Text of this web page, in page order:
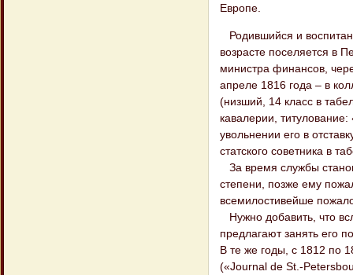
Европе.
Родившийся и
возрасте поселяется в
министра финансов,
апреле 1816 года – в
(низший, 14 класс в
кавалерии,
увольнении его в
статского советника в
За время службы
степени, позже ему
всемилостивейше
Нужно добавить, что
предлагают занять его
В те же годы, с 1812 по
(«Journal de St.-